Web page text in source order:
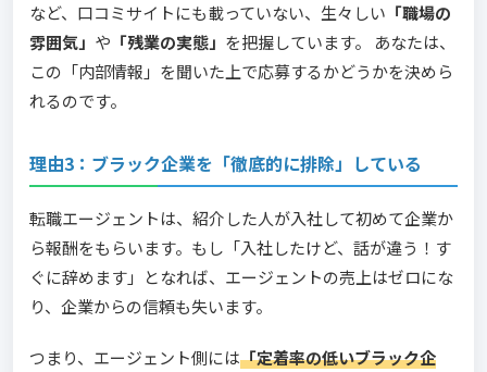
など、口コミサイトにも載っていない、生々しい 「職場の
雰囲気」 や 「残業の実態」 を把握しています。 あなたは、
この「内部情報」を聞いた上で応募するかどうかを決めら
れるのです。
理由3：ブラック企業を「徹底的に排除」している
転職エージェントは、紹介した人が入社して初めて企業か
ら報酬をもらいます。もし「入社したけど、話が違う！す
ぐに辞めます」となれば、エージェントの売上はゼロにな
り、企業からの信頼も失います。
つまり、エージェント側には「定着率の低いブラック企